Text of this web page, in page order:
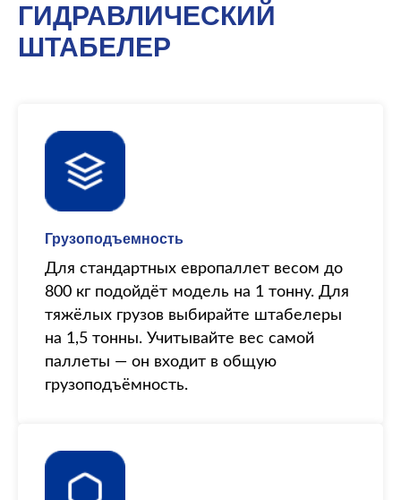
ГИДРАВЛИЧЕСКИЙ
ШТАБЕЛЕР
Грузоподъемность
Для стандартных европаллет весом до
800 кг подойдёт модель на 1 тонну. Для
тяжёлых грузов выбирайте штабелеры
на 1,5 тонны. Учитывайте вес самой
паллеты — он входит в общую
грузоподъёмность.